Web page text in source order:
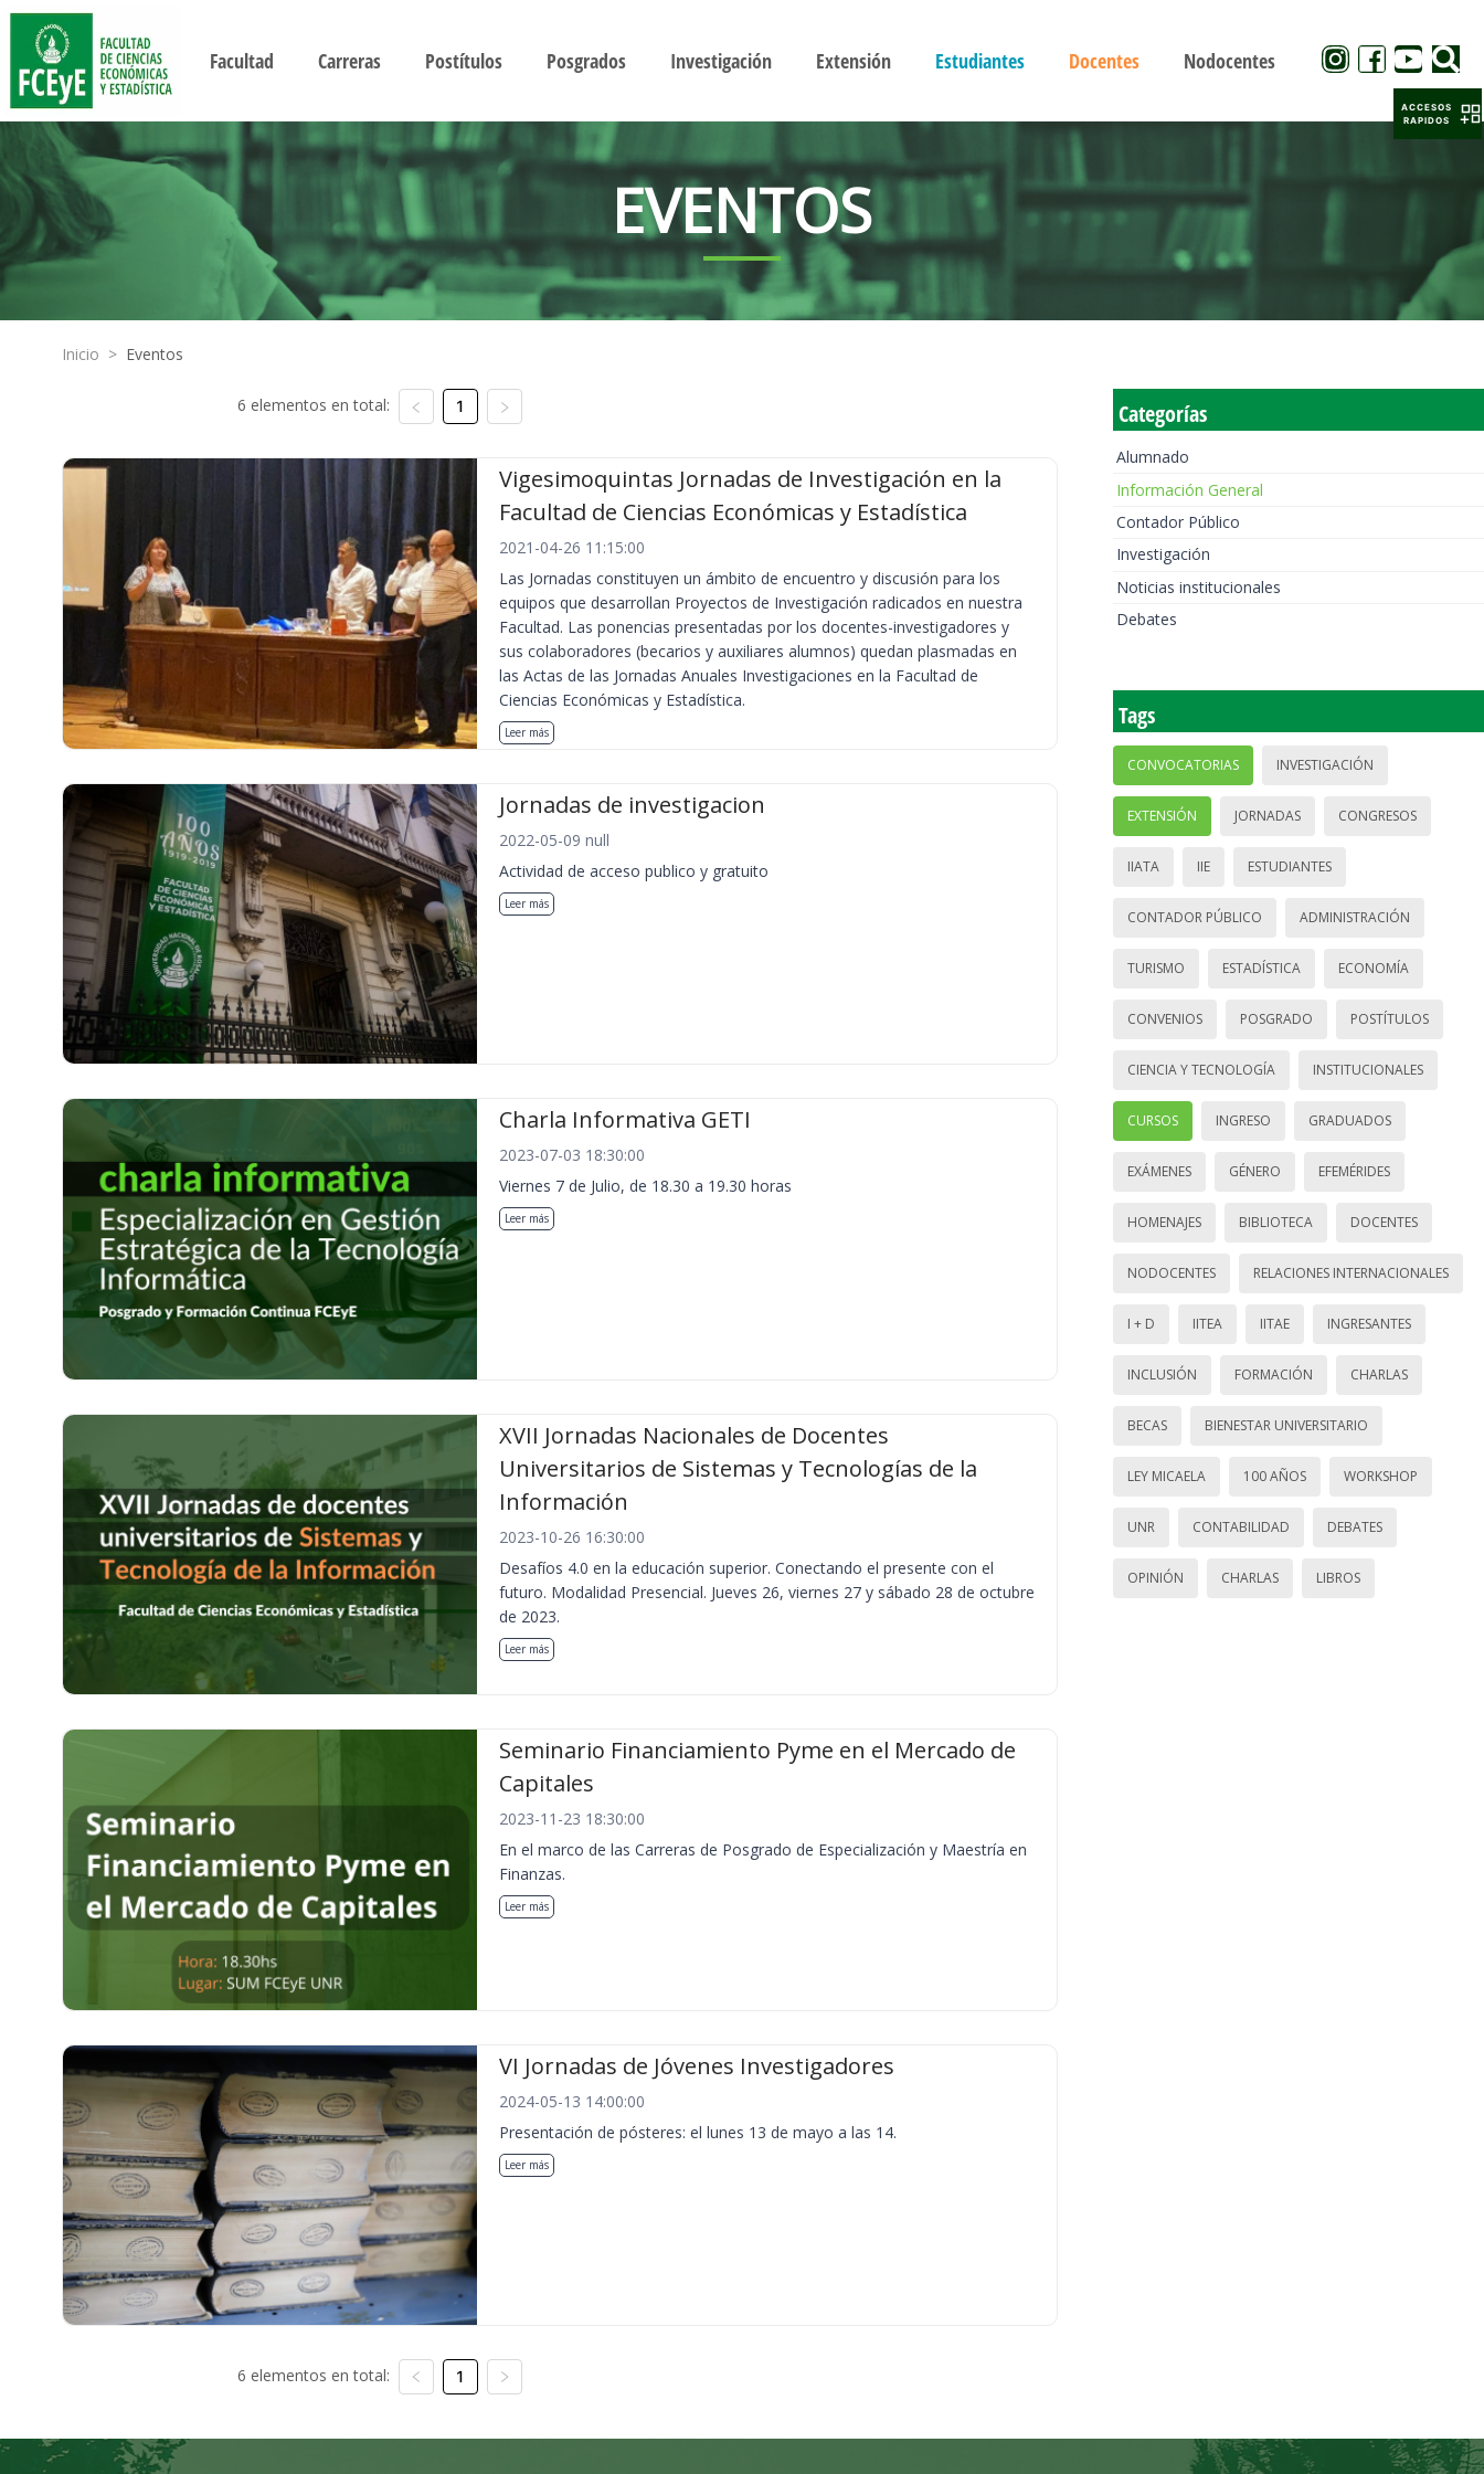
Facultad Carreras Postítulos Posgrados Investigación Extensión Estudiantes Docentes Nodocentes
EVENTOS
Inicio > Eventos
6 elementos en total: 1
Vigesimoquintas Jornadas de Investigación en la
Facultad de Ciencias Económicas y Estadística
2021-04-26 11:15:00
Las Jornadas constituyen un ámbito de encuentro y discusión para los
equipos que desarrollan Proyectos de Investigación radicados en nuestra
Facultad. Las ponencias presentadas por los docentes-investigadores y
sus colaboradores (becarios y auxiliares alumnos) quedan plasmadas en
las Actas de las Jornadas Anuales Investigaciones en la Facultad de
Ciencias Económicas y Estadística.
Leer más
Jornadas de investigacion
2022-05-09 null
Actividad de acceso publico y gratuito
Leer más
Charla Informativa GETI
2023-07-03 18:30:00
Viernes 7 de Julio, de 18.30 a 19.30 horas
Leer más
XVII Jornadas Nacionales de Docentes
Universitarios de Sistemas y Tecnologías de la
Información
2023-10-26 16:30:00
Desafíos 4.0 en la educación superior. Conectando el presente con el
futuro. Modalidad Presencial. Jueves 26, viernes 27 y sábado 28 de octubre
de 2023.
Leer más
Seminario Financiamiento Pyme en el Mercado de
Capitales
2023-11-23 18:30:00
En el marco de las Carreras de Posgrado de Especialización y Maestría en
Finanzas.
Leer más
VI Jornadas de Jóvenes Investigadores
2024-05-13 14:00:00
Presentación de pósteres: el lunes 13 de mayo a las 14.
Leer más
6 elementos en total: 1
Categorías
Alumnado
Información General
Contador Público
Investigación
Noticias institucionales
Debates
Tags
CONVOCATORIAS INVESTIGACIÓN
EXTENSIÓN JORNADAS CONGRESOS
IIATA IIE ESTUDIANTES
CONTADOR PÚBLICO ADMINISTRACIÓN
TURISMO ESTADÍSTICA ECONOMÍA
CONVENIOS POSGRADO POSTÍTULOS
CIENCIA Y TECNOLOGÍA INSTITUCIONALES
CURSOS INGRESO GRADUADOS
EXÁMENES GÉNERO EFEMÉRIDES
HOMENAJES BIBLIOTECA DOCENTES
NODOCENTES RELACIONES INTERNACIONALES
I + D IITEA IITAE INGRESANTES
INCLUSIÓN FORMACIÓN CHARLAS
BECAS BIENESTAR UNIVERSITARIO
LEY MICAELA 100 AÑOS WORKSHOP
UNR CONTABILIDAD DEBATES
OPINIÓN CHARLAS LIBROS
ACCESOS
RAPIDOS